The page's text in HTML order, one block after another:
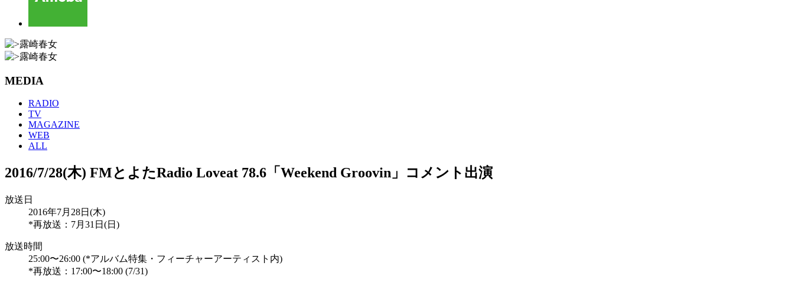
MEDIA
RADIO
TV
MAGAZINE
WEB
ALL
2016/7/28(木) FMとよたRadio Loveat 78.6「Weekend Groovin」コメント出演
放送日
2016年7月28日(木)
*再放送：7月31日(日)
放送時間
25:00〜26:00 (*アルバム特集・フィーチャーアーティスト内)
*再放送：17:00〜18:00 (7/31)